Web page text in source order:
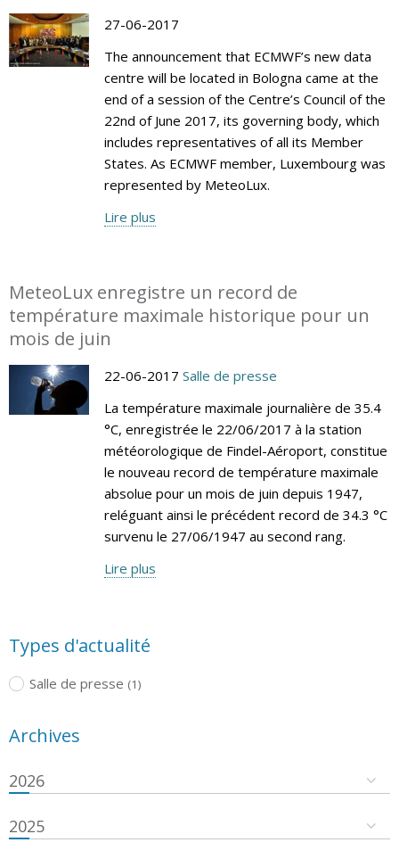
27-06-2017
The announcement that ECMWF’s new data
centre will be located in Bologna came at the
end of a session of the Centre’s Council of the
22nd of June 2017, its governing body, which
includes representatives of all its Member
States. As ECMWF member, Luxembourg was
represented by MeteoLux.
Lire plus
MeteoLux enregistre un record de
température maximale historique pour un
mois de juin
22-06-2017 Salle de presse
La température maximale journalière de 35.4
°C, enregistrée le 22/06/2017 à la station
météorologique de Findel-Aéroport, constitue
le nouveau record de température maximale
absolue pour un mois de juin depuis 1947,
reléguant ainsi le précédent record de 34.3 °C
survenu le 27/06/1947 au second rang.
Lire plus
Types d'actualité
Salle de presse (1)
Archives
2026
2025